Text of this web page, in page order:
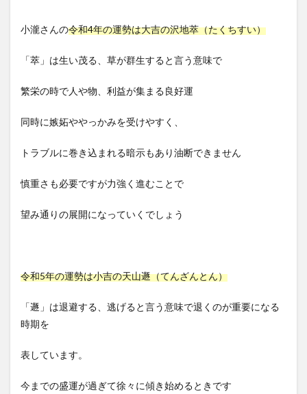
小瀧さんの令和4年の運勢は大吉の沢地萃（たくちすい）
「萃」は生い茂る、草が群生すると言う意味で
繁栄の時で人や物、利益が集まる良好運
同時に嫉妬ややっかみを受けやすく、
トラブルに巻き込まれる暗示もあり油断できません
慎重さも必要ですが力強く進むことで
望み通りの展開になっていくでしょう
令和5年の運勢は小吉の天山遯（てんざんとん）
「遯」は退避する、逃げると言う意味で退くのが重要になる
時期を
表しています。
今までの盛運が過ぎて徐々に傾き始めるときです